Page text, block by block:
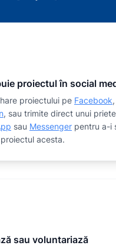
proiectul în social
proiectului pe Facebook,
, sau trimite direct unui
sau Messenger pentru a-i
acesta.
sau voluntariază